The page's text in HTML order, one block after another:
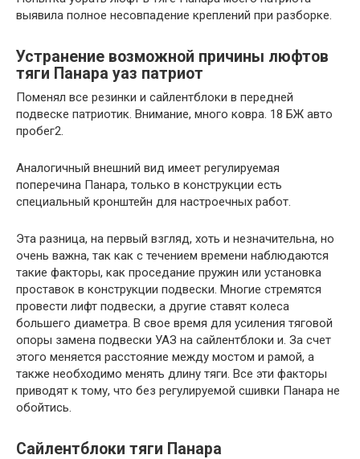
выявила полное несовпадение креплений при разборке.
Устранение возможной причины люфтов
тяги Панара уаз патриот
Поменял все резинки и сайлентблоки в передней
подвеске патриотик. Внимание, много ковра. 18 БЖ авто
пробег2.
Аналогичный внешний вид имеет регулируемая
поперечина Панара, только в конструкции есть
специальный кронштейн для настроечных работ.
Эта разница, на первый взгляд, хоть и незначительна, но
очень важна, так как с течением времени наблюдаются
такие факторы, как проседание пружин или установка
проставок в конструкции подвески. Многие стремятся
провести лифт подвески, а другие ставят колеса
большего диаметра. В свое время для усиления тяговой
опоры замена подвески УАЗ на сайлентблоки и. За счет
этого меняется расстояние между мостом и рамой, а
также необходимо менять длину тяги. Все эти факторы
приводят к тому, что без регулируемой сшивки Панара не
обойтись.
Сайлентблоки тяги Панара